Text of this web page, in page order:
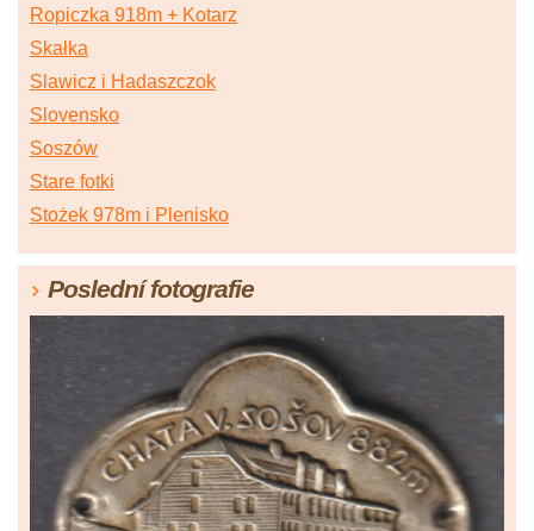
Ropiczka 918m + Kotarz
Skałka
Slawicz i Hadaszczok
Slovensko
Soszów
Stare fotki
Stożek 978m i Plenisko
Poslední fotografie